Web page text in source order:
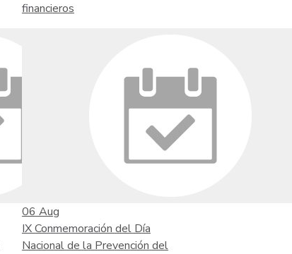
financieros
06 Aug
IX Conmemoración del Día
Nacional de la Prevención del